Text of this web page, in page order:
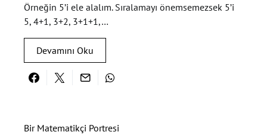
Örneğin 5’i ele alalım. Sıralamayı önemsemezsek 5’i
5, 4+1, 3+2, 3+1+1,…
Devamını Oku
Bir Matematikçi Portresi